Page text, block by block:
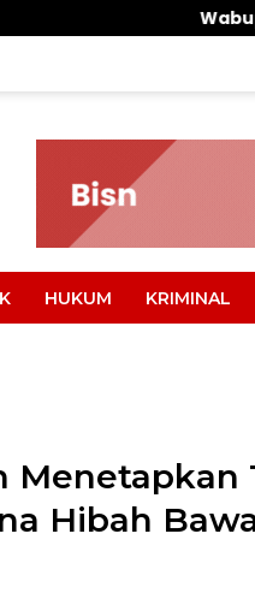
Parimo Gerak
HUKUM KRIMINAL
Menetapkan
Hibah